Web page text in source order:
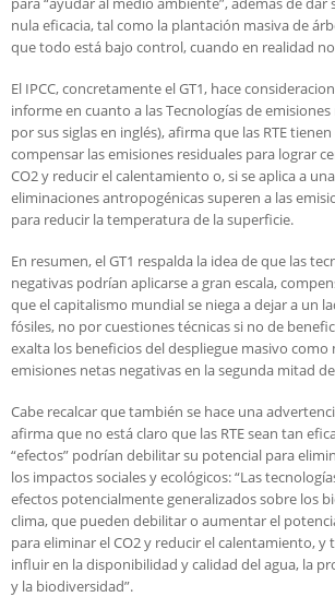
nula eficacia, tal como la plantación masiva de
que todo está bajo control, cuando en realidad
El IPCC, concretamente el GT1, hace
informe en cuanto a las Tecnologías de emisiones
por sus siglas en inglés), afirma que las RTE
compensar las emisiones residuales para lograr
CO2 y reducir el calentamiento o, si se aplica a
eliminaciones antropogénicas superen a las
para reducir la temperatura de la superficie.
En resumen, el GT1 respalda la idea de que las
negativas podrían aplicarse a gran escala,
que el capitalismo mundial se niega a dejar a un
fósiles, no por cuestiones técnicas si no de
exalta los beneficios del despliegue masivo
emisiones netas negativas en la segunda mitad
Cabe recalcar que también se hace una
afirma que no está claro que las RTE sean tan
“efectos” podrían debilitar su potencial para
los impactos sociales y ecológicos: “Las
efectos potencialmente generalizados sobre los
clima, que pueden debilitar o aumentar el
para eliminar el CO2 y reducir el calentamiento, y
influir en la disponibilidad y calidad del agua, la
y la biodiversidad”.